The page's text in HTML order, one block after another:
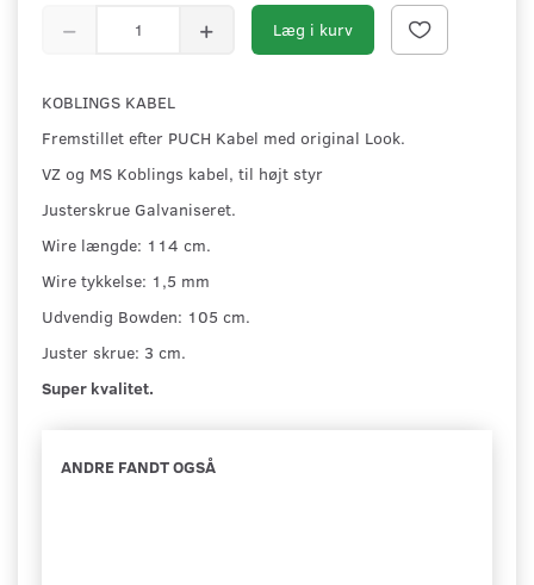
Læg i kurv
KOBLINGS KABEL
Fremstillet efter PUCH Kabel med original Look.
VZ og MS Koblings kabel, til højt styr
Justerskrue Galvaniseret.
Wire længde: 114 cm.
Wire tykkelse: 1,5 mm
Udvendig Bowden: 105 cm.
Juster skrue: 3 cm.
Super kvalitet.
ANDRE FANDT OGSÅ